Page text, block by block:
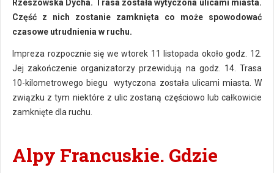
Rzeszowska Dycha. Trasa została wytyczona ulicami miasta.
Część z nich zostanie zamknięta co może spowodować
czasowe utrudnienia w ruchu.
Impreza rozpocznie się we wtorek 11 listopada około godz. 12.
Jej zakończenie organizatorzy przewidują na godz. 14. Trasa
10-kilometrowego biegu wytyczona została ulicami miasta. W
związku z tym niektóre z ulic zostaną częściowo lub całkowicie
zamknięte dla ruchu.
Alpy Francuskie. Gdzie